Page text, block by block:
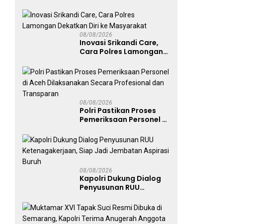
Teguhkan Sinergi Polri
dan Ulama
08/08/2026
Inovasi Srikandi Care,
Cara Polres Lamongan
Masyarakat
08/08/2026
Polri Pastikan Proses
Pemeriksaan Personel di
Secara Profesional dan
Transparan
08/08/2026
Kapolri Dukung Dialog
Penyusunan RUU
Jadi Jembatan Aspirasi
Buruh